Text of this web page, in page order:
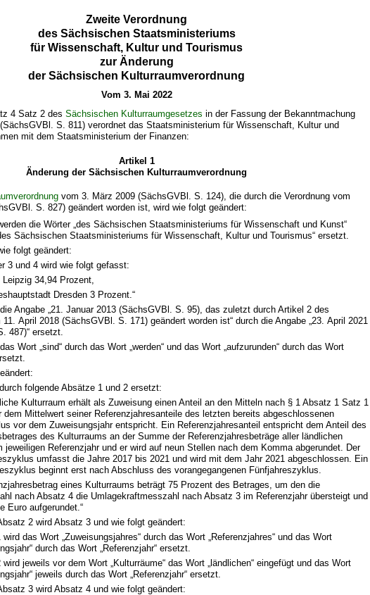
Zweite Verordnung
des Sächsischen Staatsministeriums
für Wissenschaft, Kultur und Tourismus
zur Änderung
der Sächsischen Kulturraumverordnung
Vom 3. Mai 2022
4 Satz 2 desSächsischen Kulturraumgesetzes in der Fassung der Bekanntmachung
S. 811) verordnet das Staatsministerium für Wissenschaft, Kultur und
mit dem Staatsministerium der Finanzen:
Artikel 1
Änderung der Sächsischen Kulturraumverordnung
vom 3. März 2009 (SächsGVBl. S. 124), die durch die Verordnung vom
S. 827) geändert worden ist, wird wie folgt geändert:
die Wörter „des Sächsischen Staatsministeriums für Wissenschaft und Kunst“
Sächsischen Staatsministeriums für Wissenschaft, Kultur und Tourismus“ ersetzt.
folgt geändert:
3 und 4 wird wie folgt gefasst:
34,94 Prozent,
Dresden 3 Prozent.“
Angabe „21. Januar 2013 (SächsGVBl. S. 95), das zuletzt durch Artikel 2 des
April 2018 (SächsGVBl. S. 171) geändert worden ist“ durch die Angabe „23. April 2021
487)“ ersetzt.
Wort „sind“ durch das Wort „werden“ und das Wort „aufzurunden“ durch das Wort
folgende Absätze 1 und 2 ersetzt:
Kulturraum erhält als Zuweisung einen Anteil an den Mitteln nach § 1 Absatz 1 Satz 1
dem Mittelwert seiner Referenzjahresanteile des letzten bereits abgeschlossenen
vor dem Zuweisungsjahr entspricht. Ein Referenzjahresanteil entspricht dem Anteil des
des Kulturraums an der Summe der Referenzjahresbeträge aller ländlichen
jeweiligen Referenzjahr und er wird auf neun Stellen nach dem Komma abgerundet. Der
umfasst die Jahre 2017 bis 2021 und wird mit dem Jahr 2021 abgeschlossen. Ein
beginnt erst nach Abschluss des vorangegangenen Fünfjahreszyklus.
eines Kulturraums beträgt 75 Prozent des Betrages, um den die
nach Absatz 4 die Umlagekraftmesszahl nach Absatz 3 im Referenzjahr übersteigt und
Euro aufgerundet.“
2 wird Absatz 3 und wie folgt geändert:
wird das Wort „Zuweisungsjahres“ durch das Wort „Referenzjahres“ und das Wort
durch das Wort „Referenzjahr“ ersetzt.
wird jeweils vor dem Wort „Kulturräume“ das Wort „ländlichen“ eingefügt und das Wort
jeweils durch das Wort „Referenzjahr“ ersetzt.
3 wird Absatz 4 und wie folgt geändert: